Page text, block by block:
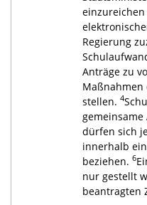
Regierung
Anträge zu
stellen. 4
dürfen sich
innerhalb
beziehen. 6
nur gestellt
beantragten